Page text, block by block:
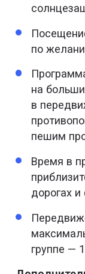
по
на
в
пешим
Время в
дорогах
группе —